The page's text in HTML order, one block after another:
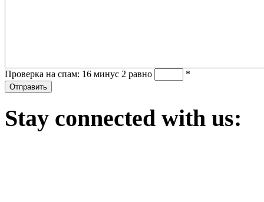
Проверка на спам: 16 минус 2 равно *
Stay connected with us: